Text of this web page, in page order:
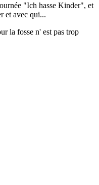
"Ich hasse Kinder", et
et avec qui...
la fosse n' est pas trop